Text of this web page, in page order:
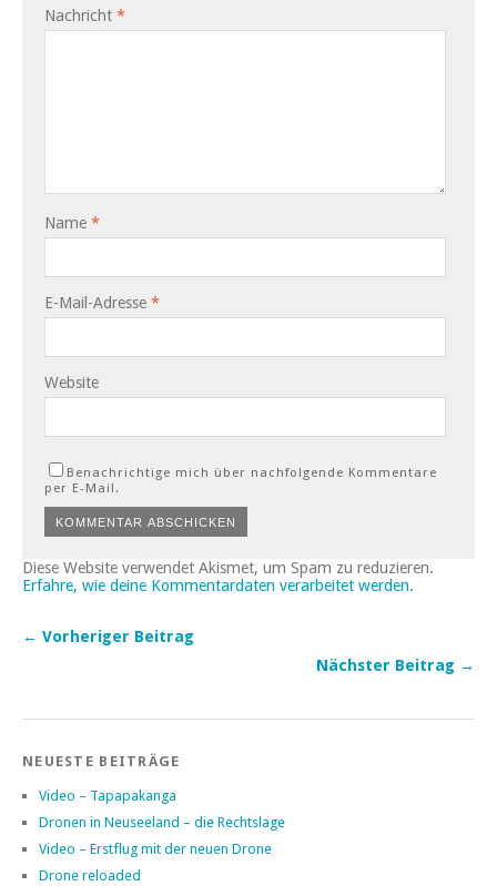
Nachricht *
Name *
E-Mail-Adresse *
Website
Benachrichtige mich über nachfolgende Kommentare
per E-Mail.
Diese Website verwendet Akismet, um Spam zu reduzieren.
Erfahre, wie deine Kommentardaten verarbeitet werden.
← Vorheriger Beitrag
Nächster Beitrag →
NEUESTE BEITRÄGE
Video – Tapapakanga
Dronen in Neuseeland – die Rechtslage
Video – Erstflug mit der neuen Drone
Drone reloaded